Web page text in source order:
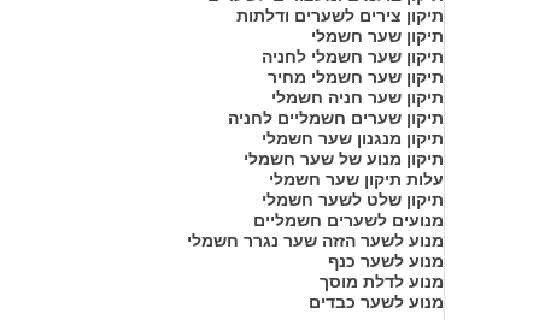
תיקון צירים לשערים ודלתות
תיקון שער חשמלי
תיקון שער חשמלי לחניה
תיקון שער חשמלי מחיר
תיקון שער חניה חשמלי
תיקון שערים חשמליים לחניה
תיקון מנגנון שער חשמלי
תיקון מנוע של שער חשמלי
עלות תיקון שער חשמלי
תיקון שלט לשער חשמלי
מנועים לשערים חשמליים
מנוע לשער הזזה שער נגרר חשמלי
מנוע לשער כנף
מנוע לדלת מוסך
מנוע לשער כבדים